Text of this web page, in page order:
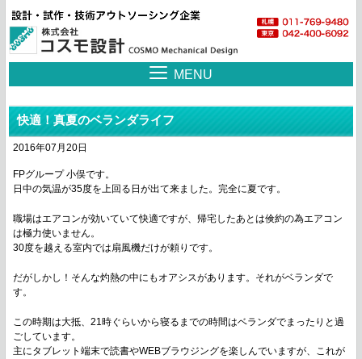
MENU
快適！真夏のベランダライフ
2016年07月20日
FPグループ 小俣です。
日中の気温が35度を上回る日が出て来ました。完全に夏です。
職場はエアコンが効いていて快適ですが、帰宅したあとは倹約の為エアコン
は極力使いません。
30度を越える室内では扇風機だけが頼りです。
だがしかし！そんな灼熱の中にもオアシスがあります。それがベランダで
す。
この時期は大抵、21時ぐらいから寝るまでの時間はベランダでまったりと過
ごしています。
主にタブレット端末で読書やWEBブラウジングを楽しんでいますが、これが